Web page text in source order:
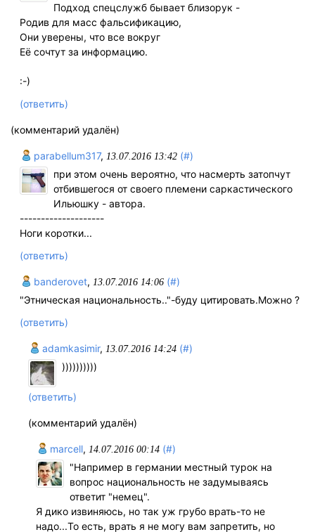
Подход спецслужб бывает близорук -
Родив для масс фальсификацию,
Они уверены, что все вокруг
Её сочтут за информацию.
:-)
(ответить)
(комментарий удалён)
parabellum317, 13.07.2016 13:42 (#)
при этом очень вероятно, что насмерть затопчут
отбившегося от своего племени саркастического
Ильюшку - автора.
--------------------
Ноги коротки...
(ответить)
banderovet, 13.07.2016 14:06 (#)
"Этническая национальность.."-буду цитировать.Можно ?
(ответить)
adamkasimir, 13.07.2016 14:24 (#)
))))))))))
(ответить)
(комментарий удалён)
marcell,14.07.2016 00:14 (#)
"Например в германии местный турок на
вопрос национальность не задумываясь
ответит "немец".
Я дико извиняюсь, но так уж грубо врать-то не
надо...То есть, врать я не могу вам запретить, но